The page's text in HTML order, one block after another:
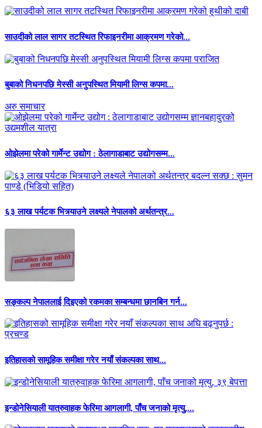
साउदीको लाल सागर तटस्थित रिफाइनरीमा आक्रमण गरेको...
बुबाको निधनपछि मेस्सी अनुपस्थित मियामी लिग्स कपमा...
अरु समाचार
ओझेलमा परेको गार्मेन्ट उद्योग : ठेलागाडाबाट उद्योगसम्म...
६३ लाख पर्यटक भित्र्याउने लक्ष्यले नेपालको अर्थतन्त्र...
सङ्कल्प नेपाललाई दिइएको रकमका सम्बन्धमा छानबिन गर्न...
इतिहासको सामूहिक समीक्षा गरेर नयाँ संकल्पका साथ...
इन्डोनेसियाली यात्रुवाहक फेरिमा आगलागी, पाँच जनाको मृत्यु,...